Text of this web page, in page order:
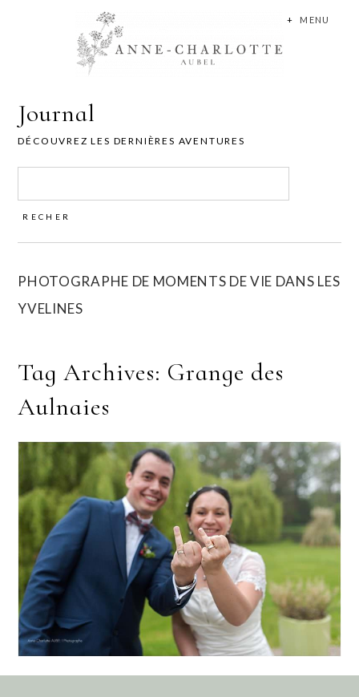
MENU
+
Journal
DÉCOUVREZ LES DERNIÈRES AVENTURES
PHOTOGRAPHE DE MOMENTS DE VIE DANS LES
YVELINES
Tag Archives: Grange des
Aulnaies
PHOTOGRAPHE MARIAGE
GRANGE DES AULNAIES
SABRINA & CEDRIC